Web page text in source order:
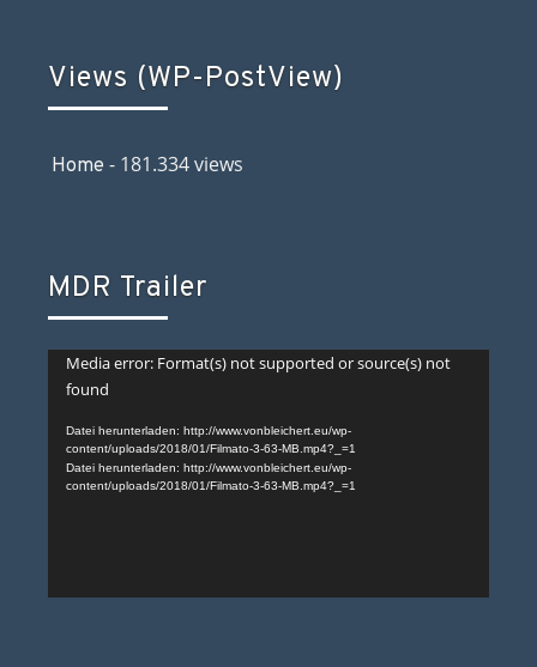
Views (WP-PostView)
Home - 181.334 views
MDR Trailer
Video-
Player
Media error: Format(s) not supported or source(s) not
found
Datei herunterladen: http://www.vonbleichert.eu/wp-
content/uploads/2018/01/Filmato-3-63-MB.mp4?_=1
Datei herunterladen: http://www.vonbleichert.eu/wp-
content/uploads/2018/01/Filmato-3-63-MB.mp4?_=1